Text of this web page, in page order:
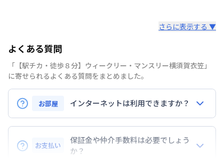
禁煙・喫煙
交通
横須賀線 衣笠駅 徒歩
定員
駐車場
情報更新日 2026年7月25日
さらに表示する ▼
よくある質問
「【駅チカ・徒歩８分】ウィークリー・マンスリー横須賀衣笠」
に寄せられるよくある質問をまとめました。
お部屋 インターネットは利用できますか？
インターネットご利用希望の場合は、レンタルWi-
Fi（別途有料）をご案内しております。
【速度制限について】
お支払い
保証金や仲介手数料は必要でしょう
か？